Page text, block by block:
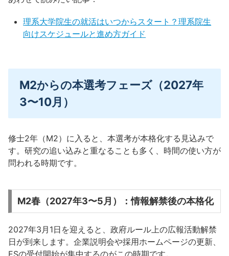
理系大学院生の就活はいつからスタート？理系院生
向けスケジュールと進め方ガイド
M2からの本選考フェーズ（2027年
3〜10月）
修士2年（M2）に入ると、本選考が本格化する見込みで
す。研究の追い込みと重なることも多く、時間の使い方が
問われる時期です。
M2春（2027年3〜5月）：情報解禁後の本格化
2027年3月1日を迎えると、政府ルール上の広報活動解禁
日が到来します。企業説明会や採用ホームページの更新、
ESの受付開始が集中するのがこの時期です。